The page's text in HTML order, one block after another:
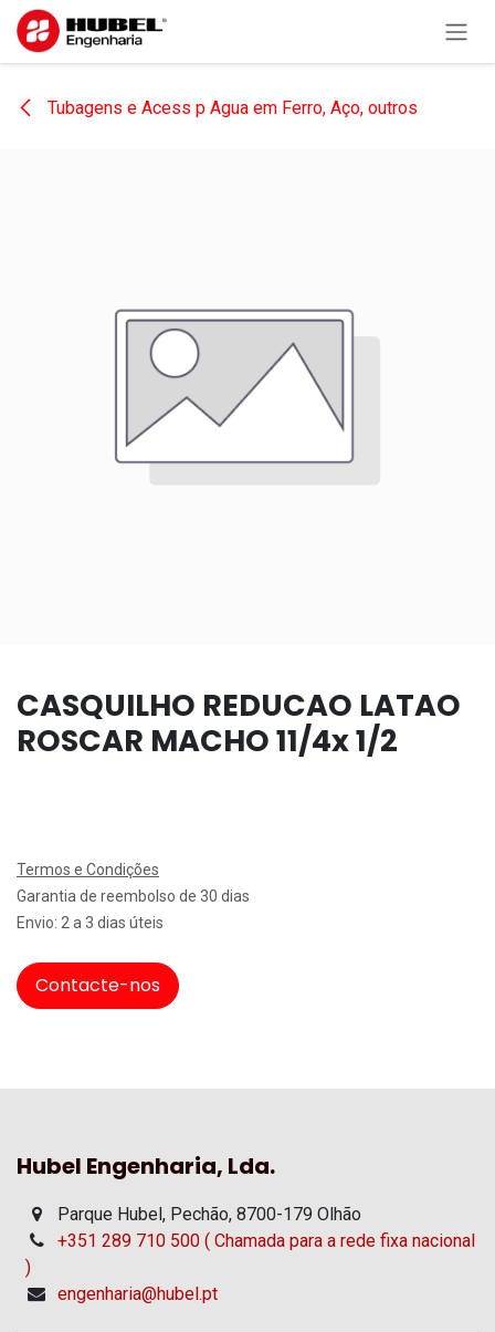
Pular para o conteúdo
Tubagens e Acess p Agua em Ferro, Aço, outros
CASQUILHO REDUCAO LATAO
ROSCAR MACHO 11/4x 1/2
Termos e Condições
Garantia de reembolso de 30 dias
Envio: 2 a 3 dias úteis
Contacte-nos
Hubel Engenharia, Lda.
Parque Hubel, Pechão, 8700-179 Olhão
+351 289 710 500 ( Chamada para a rede fixa nacional
)
engenharia@hubel.pt